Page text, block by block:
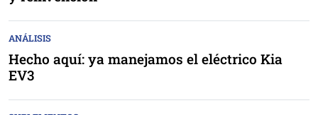
ANÁLISIS
Hecho aquí: ya manejamos el eléctrico Kia
EV3